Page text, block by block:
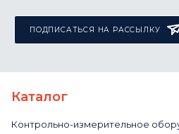
ПОДПИСАТЬСЯ НА РАССЫЛКУ
Каталог
Контрольно-измерительное